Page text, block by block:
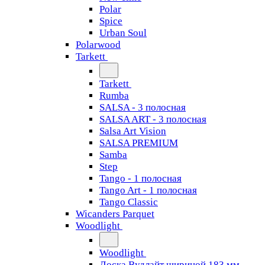
Polar
Spice
Urban Soul
Polarwood
Tarkett
Tarkett
Rumba
SALSA - 3 полосная
SALSA ART - 3 полосная
Salsa Art Vision
SALSA PREMIUM
Samba
Step
Tango - 1 полосная
Tango Art - 1 полосная
Tango Classiс
Wicanders Parquet
Woodlight
Woodlight